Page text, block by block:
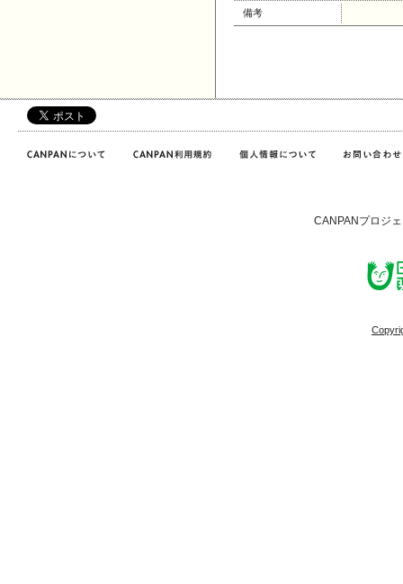
備考
CANPANプロジ